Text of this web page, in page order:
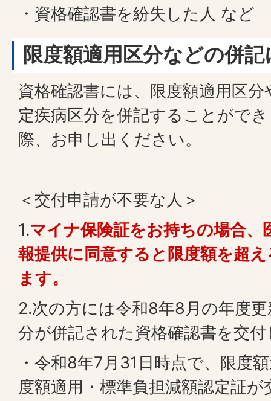
・資格確認書を紛失した人 など
限度額適用区分などの併
資格確認書には、限度額適用区
定疾病区分を併記することがで
際、お申し出ください。
＜交付申請が不要な人＞
1.マイナ保険証をお持ちの場合、
報提供に同意すると限度額を超
ます。
2.次の方には令和8年8月の年度
分が併記された資格確認書を交
・令和8年7月31日時点で、限度
度額適用・標準負担減額認定証